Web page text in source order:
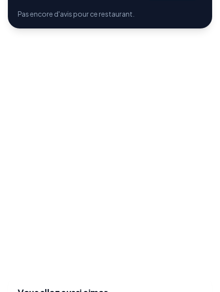
Pas encore d'avis pour ce restaurant.